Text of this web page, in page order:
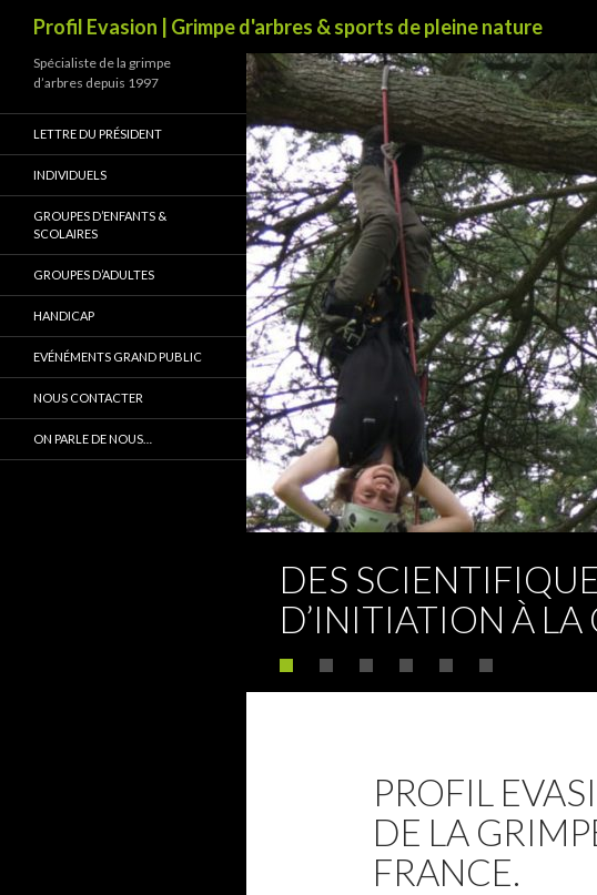
Profil Evasion | Grimpe d'arbres & sports de pleine nature
DES
D’INITIATION À LA
PROFIL
DE LA
FRANCE.
Spécialiste de la grimpe
d’arbres depuis 1997
LETTRE DU PRÉSIDENT
INDIVIDUELS
GROUPES D’ENFANTS &
SCOLAIRES
GROUPES D’ADULTES
HANDICAP
EVÉNÉMENTS GRAND PUBLIC
NOUS CONTACTER
ON PARLE DE NOUS…